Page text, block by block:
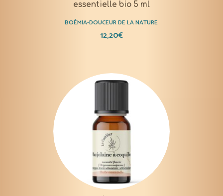
essentielle bio 5 ml
BOÈMIA-DOUCEUR DE LA NATURE
12,20€